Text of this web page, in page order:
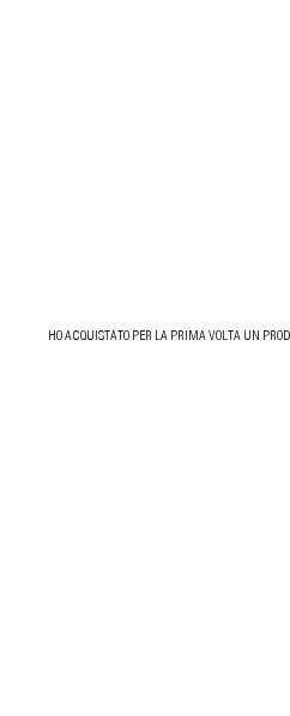
HO ACQUISTATO PER LA PRIMA VOLTA UN